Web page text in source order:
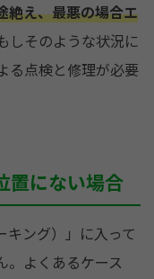
絶え、最悪の場合エ
しそのような状況に
る点検と修理が必要
置にない場合
キング）」に入って
。よくあるケース